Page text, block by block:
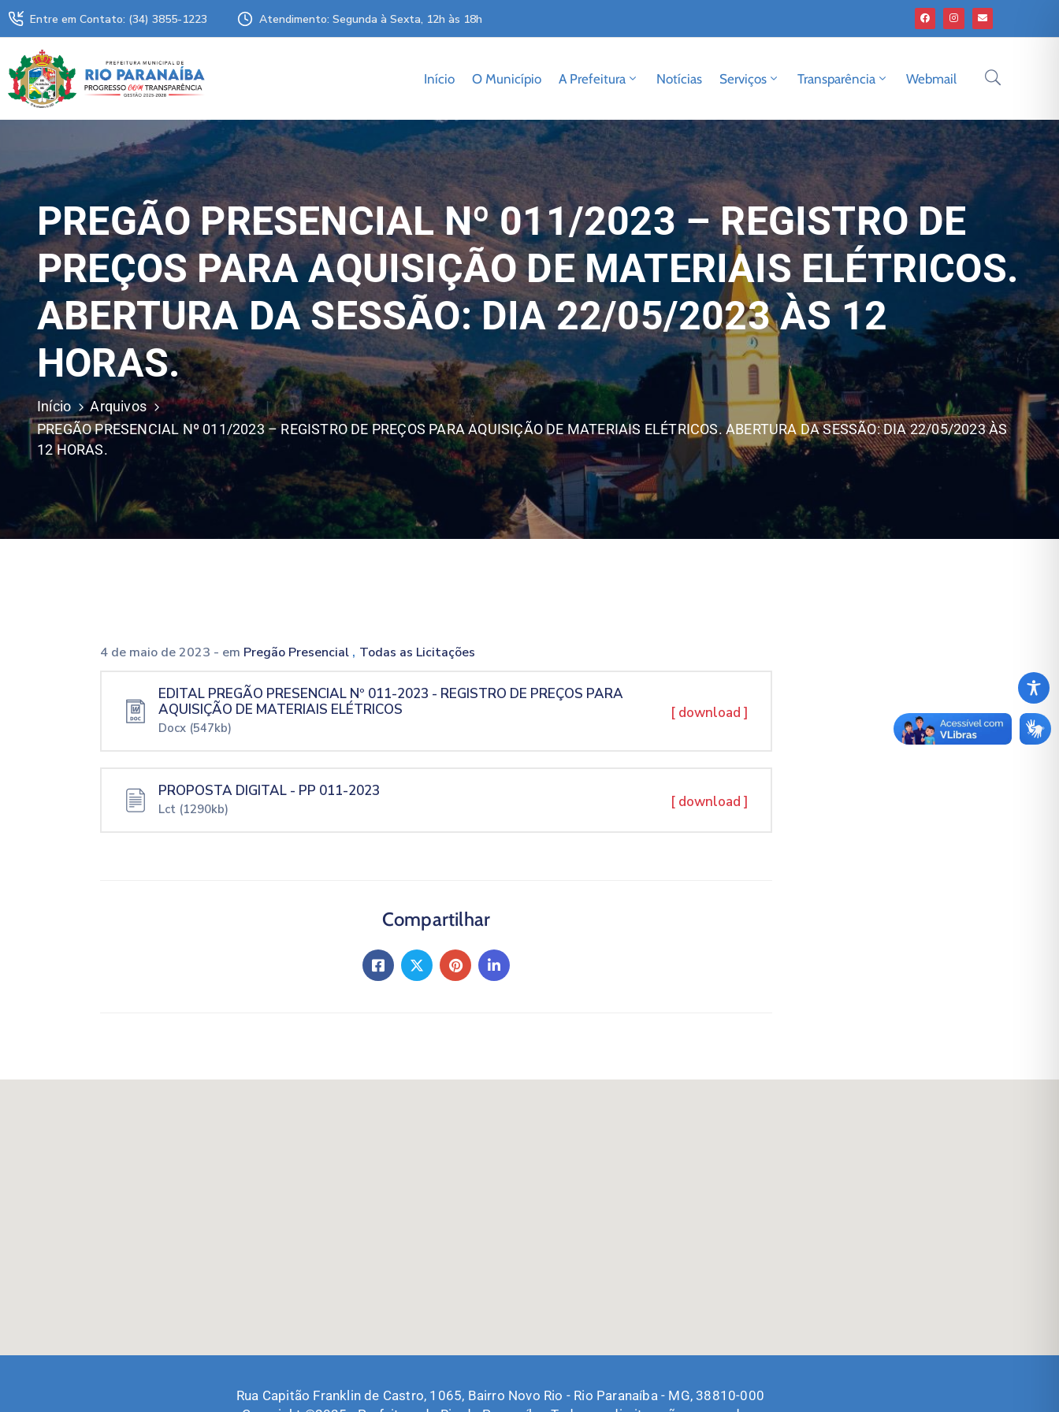
Entre em Contato: (34) 3855-1223 Atendimento: Segunda à Sexta, 12h às 18h
Início O Município A Prefeitura Notícias Serviços Transparência Webmail
PREGÃO PRESENCIAL Nº 011/2023 – REGISTRO DE
PREÇOS PARA AQUISIÇÃO DE MATERIAIS ELÉTRICOS.
ABERTURA DA SESSÃO: DIA 22/05/2023 ÀS 12
HORAS.
Início
Arquivos
PREGÃO PRESENCIAL Nº 011/2023 – REGISTRO DE PREÇOS PARA AQUISIÇÃO DE MATERIAIS ELÉTRICOS. ABERTURA DA SESSÃO: DIA 22/05/2023 ÀS
12 HORAS.
4 de maio de 2023 - em Pregão Presencial , Todas as Licitações
EDITAL PREGÃO PRESENCIAL Nº 011-2023 - REGISTRO DE PREÇOS PARA
AQUISIÇÃO DE MATERIAIS ELÉTRICOS
Docx (547kb)
[ download ]
PROPOSTA DIGITAL - PP 011-2023
Lct (1290kb) [ download ]
Compartilhar
Rua Capitão Franklin de Castro, 1065, Bairro Novo Rio - Rio Paranaíba - MG, 38810-000